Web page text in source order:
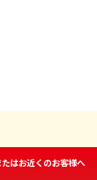
はお近くのお客様へ